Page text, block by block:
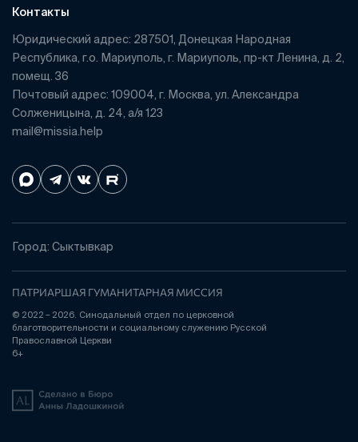
Контакты
Юридический адрес: 287501, Донецкая Народная
Республика, г.о. Мариуполь, г. Мариуполь, пр-кт Ленина, д. 2,
помещ. 36
Почтовый адрес: 109004, г. Москва, ул. Александра
Солженицына, д. 24, а/я 123
mail@missia.help
Город: Сыктывкар
ПАТРИАРШАЯ ГУМАНИТАРНАЯ МИССИЯ
© 2022 – 2026. Синодальный отдел по церковной
благотворительности и социальному служению Русской
Православной Церкви
6+